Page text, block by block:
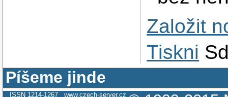
Založit
Tiskni
Píšeme jinde
ISSN 1214-1267 www.czech-server.cz